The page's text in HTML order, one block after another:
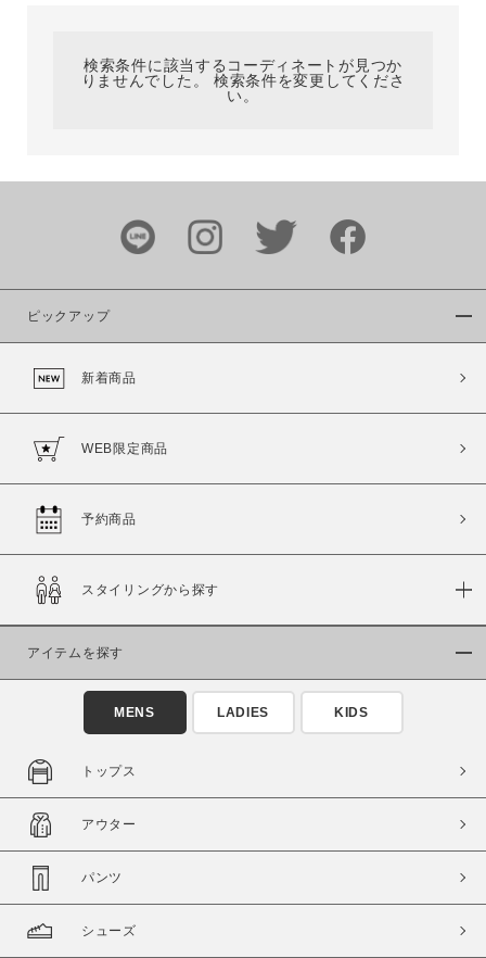
ブランド
カラー
商品タイプ
通常商品
セール価格 WEB限定
在庫
在庫あり
検索条件に該当するコーディネートが見つか
りませんでした。 検索条件を変更してくださ
い。
ピックアップ
新着商品
WEB限定商品
予約商品
スタイリングから探す
アイテムを探す
MENS LADIES KIDS
トップス
アウター
パンツ
シューズ